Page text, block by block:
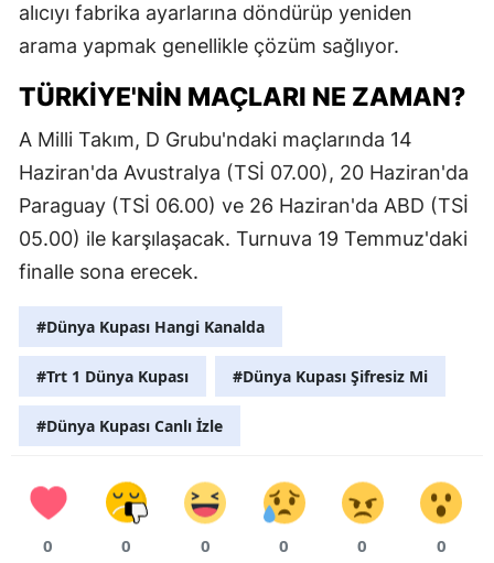
alıcıyı fabrika ayarlarına döndürüp yeniden
arama yapmak genellikle çözüm sağlıyor.
TÜRKIYE'NIN MAÇLARI NE ZAMAN?
A Milli Takım, D Grubu'ndaki maçlarında 14
Haziran'da Avustralya (TSİ 07.00), 20 Haziran'da
Paraguay (TSİ 06.00) ve 26 Haziran'da ABD (TSİ
05.00) ile karşılaşacak. Turnuva 19 Temmuz'daki
finalle sona erecek.
#Dünya Kupası Hangi Kanalda
#Trt 1 Dünya Kupası #Dünya Kupası Şifresiz Mi
#Dünya Kupası Canlı İzle
0 0 0 0 0 0